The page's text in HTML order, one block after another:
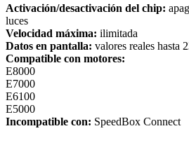
Activación/desactivación del chip:
luces
Velocidad máxima: ilimitada
Datos en pantalla: valores reales hasta
Compatible con motores:
E8000
E7000
E6100
E5000
Incompatible con: SpeedBox Connect